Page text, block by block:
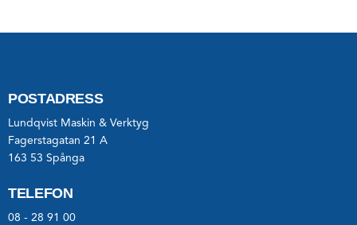
POSTADRESS
Lundqvist Maskin & Verktyg
Fagerstagatan 21 A
163 53 Spånga
TELEFON
08 - 28 91 00